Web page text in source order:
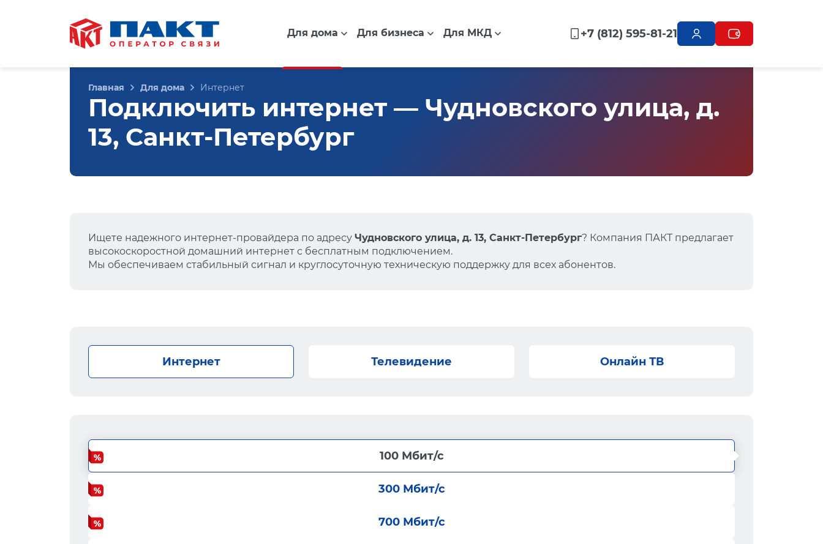
Для дома Для бизнеса Для МКД +7 (812) 595-81-21
Главная Для дома Интернет
Подключить интернет — Чудновского улица, д.
13, Санкт-Петербург
Ищете надежного интернет-провайдера по адресу Чудновского улица, д. 13, Санкт-Петербург? Компания ПАКТ предлагает
высокоскоростной домашний интернет с бесплатным подключением.
Мы обеспечиваем стабильный сигнал и круглосуточную техническую поддержку для всех абонентов.
Интернет Телевидение Онлайн ТВ
100 Мбит/с
300 Мбит/с
700 Мбит/с